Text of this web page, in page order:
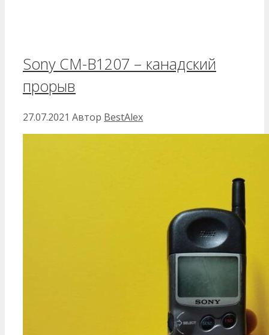
Sony CM-B1207 – канадский
прорыв
27.07.2021 Автор BestAlex